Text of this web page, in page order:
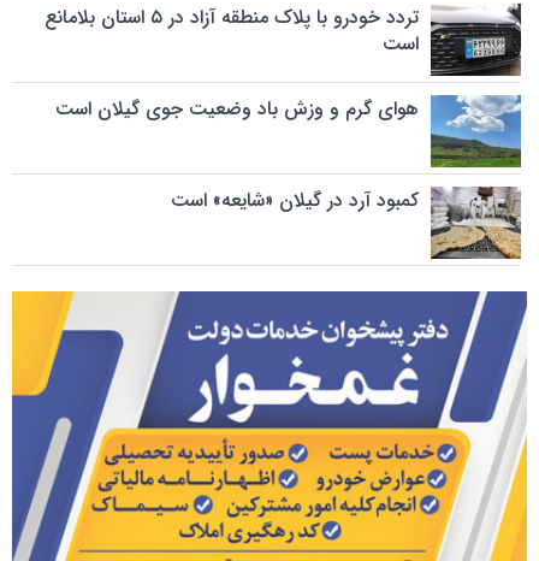
تردد خودرو با پلاک منطقه آزاد در ۵ استان بلامانع
است
هوای گرم و وزش باد وضعیت جوی گیلان است
کمبود آرد در گیلان «شایعه» است